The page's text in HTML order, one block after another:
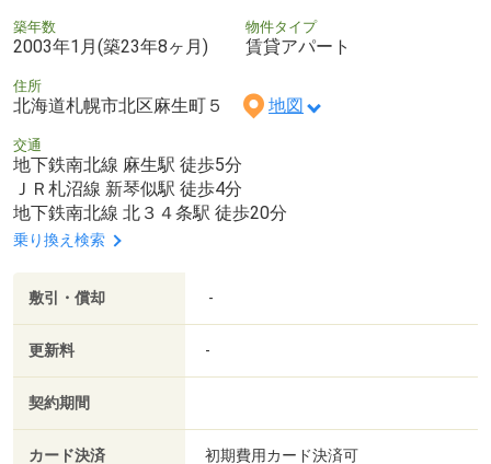
築年数
2003年1月(築23年8ヶ月)
物件タイプ
賃貸アパート
住所
北海道札幌市北区麻生町５ 地図
交通
地下鉄南北線 麻生駅 徒歩5分
ＪＲ札沼線 新琴似駅 徒歩4分
地下鉄南北線 北３４条駅 徒歩20分
乗り換え検索
敷引・償却 -
更新料 -
契約期間
カード決済 初期費用カード決済可